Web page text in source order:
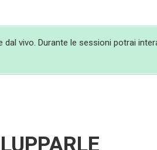
vivo. Durante le sessioni potrai